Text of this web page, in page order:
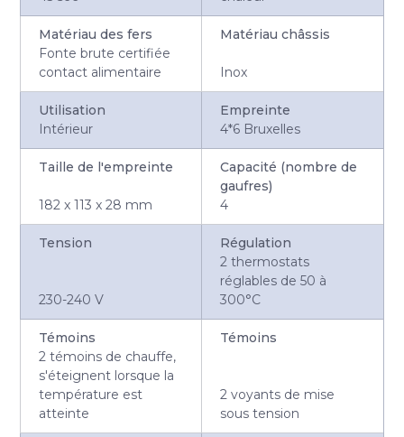
Matériau des fers
Fonte brute certifiée
contact alimentaire
Matériau châssis
Inox
Utilisation
Intérieur
Empreinte
4*6 Bruxelles
Taille de l'empreinte
182 x 113 x 28 mm
Capacité (nombre de
gaufres)
4
Tension
230-240 V
Régulation
2 thermostats
réglables de 50 à
300°C
Témoins
2 témoins de chauffe,
s'éteignent lorsque la
température est
atteinte
Témoins
2 voyants de mise
sous tension